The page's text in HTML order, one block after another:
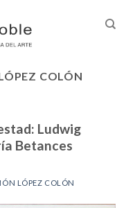
COLÓN
Ludwig
Betances
LÓPEZ COLÓN